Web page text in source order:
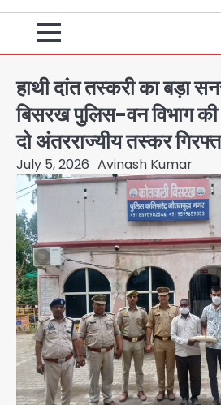
हाथी दांत तस्करी का बड़ा
बिसरख पुलिस-वन विभाग की
दो अंतरराज्यीय तस्कर
July 5, 2026 Avinash Kumar